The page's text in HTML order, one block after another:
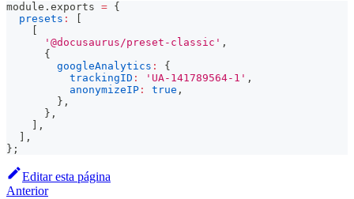
module . exports = {
presets :
'@docusaurus/preset-classic' ,
{
googleAnalytics :
{
trackingID : 'UA-141789564-1' ,
anonymizeIP : true ,
} ,
} ,
,
,
} ;
Editar esta página
Anterior